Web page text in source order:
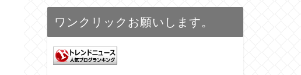
ワンクリックお願いします。